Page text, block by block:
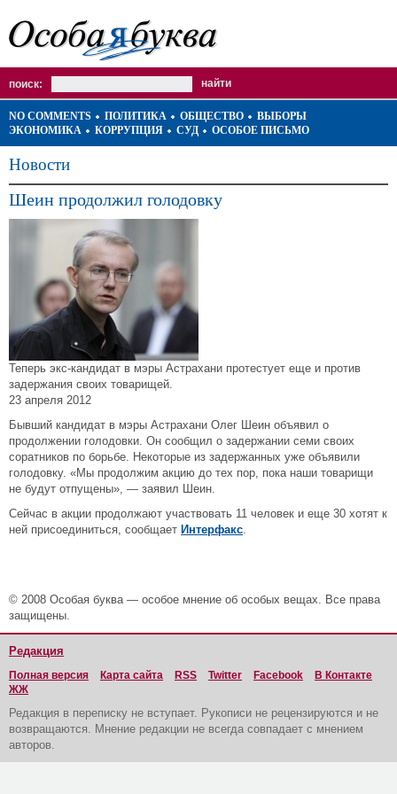
поиск:
NO COMMENTS ПОЛИТИКА ОБЩЕСТВО
ВЫБОРЫ
ЭКОНОМИКА
КОРРУПЦИЯ СУД ОСОБОЕ ПИСЬМО
Новости
Шеин продолжил голодовку
Теперь экс-кандидат в мэры Астрахани протестует еще и против
задержания своих товарищей.
23 апреля 2012
Бывший кандидат в мэры Астрахани Олег Шеин объявил о
продолжении голодовки. Он сообщил о задержании семи своих
соратников по борьбе. Некоторые из задержанных уже объявили
голодовку. «Мы продолжим акцию до тех пор, пока наши товарищи
не будут отпущены», — заявил Шеин.
Сейчас в акции продолжают участвовать 11 человек и еще 30 хотят к
ней присоединиться, сообщает Интерфакс.
© 2008 Особая буква — особое мнение об особых вещах. Все права
защищены.
Редакция
Полная версия Карта сайта RSS Twitter Facebook
В Контакте
ЖЖ
Редакция в переписку не вступает. Рукописи не рецензируются и не
возвращаются. Мнение редакции не всегда совпадает с мнением
авторов.